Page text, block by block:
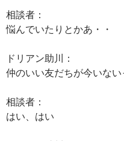
相談者：
悩んでいたりとかあ・・
ドリアン助川：
仲のいい友だちが今いない
相談者：
はい、はい